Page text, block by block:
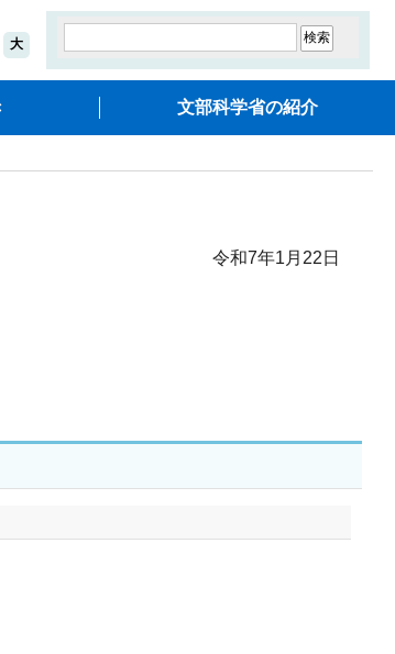
大
文部科学省の紹介
令和7年1月22日